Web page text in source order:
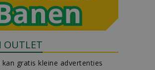
OUTLET
kan gratis kleine advertenties